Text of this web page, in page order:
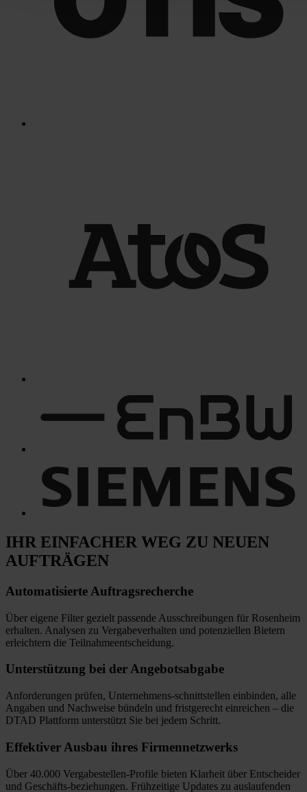
IHR EINFACHER WEG ZU NEUEN
AUFTRÄGEN
Automatisierte Auftragsrecherche
Über eigene Filter gezielt passende Ausschreibungen für Rosenheim
erhalten. Analysen zu Vergabeverhalten und potenziellen Bietern
erleichtern die Teilnahmeentscheidung.
Unterstützung bei der Angebotsabgabe
Anforderungen prüfen, Unternehmens-schnittstellen einbinden, alle
Angaben und Nachweise bündeln und fristgerecht einreichen – die
DTAD Plattform unterstützt Sie bei jedem Schritt.
Effektiver Ausbau ihres Firmennetzwerks
Über 40.000 Vergabestellen-Profile bieten Klarheit über Entscheider
und Geschäfts-beziehungen. Frühzeitige Updates zu auslaufenden